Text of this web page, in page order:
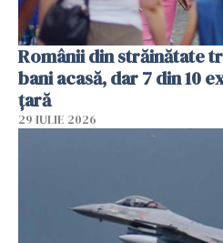
Românii din străinătate
bani acasă, dar 7 din 10
țară
29 IULIE 2026